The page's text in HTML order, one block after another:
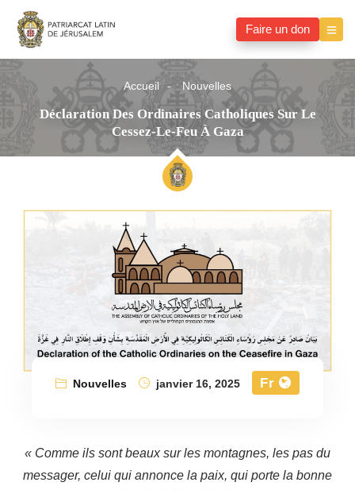
Faire un don
Accueil Nouvelles
Déclaration Des Ordinaires Catholiques Sur Le
Cessez-Le-Feu À Gaza
Nouvelles janvier 16, 2025 Fr
« Comme ils sont beaux sur les montagnes, les pas du
messager, celui qui annonce la paix, qui porte la bonne